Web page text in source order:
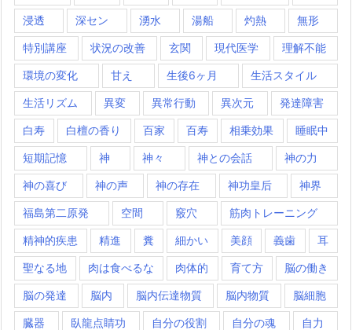
浸透 深セン 湧水 湯船 灼熱 無形
特別講座 状況の改善 玄関 現代医学 理解不能
環境の変化 甘え 生後6ヶ月 生活スタイル
生活リズム 異変 異常行動 異次元 発達障害
白寿 白檀の香り 百家 百寿 相乗効果 睡眠中
短期記憶 神 神々 神との会話 神の力
神の喜び 神の声 神の存在 神功皇后 神界
福島第二原発 空間 竅穴 筋肉トレーニング
精神的疾患 精進 糞 細かい 美顔 義歯 耳
聖なる地 肉は食べるな 肉体的 育て方 脳の働き
脳の発達 脳内 脳内伝達物質 脳内物質 脳細胞
臓器 臥龍点睛功 自分の役割 自分の魂 自力